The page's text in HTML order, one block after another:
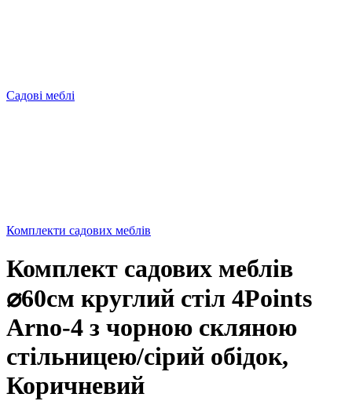
Садові меблі
Комплекти садових меблів
Комплект садових меблів
⌀60см круглий стіл 4Points
Arno-4 з чорною скляною
стільницею/сірий обідок,
Коричневий